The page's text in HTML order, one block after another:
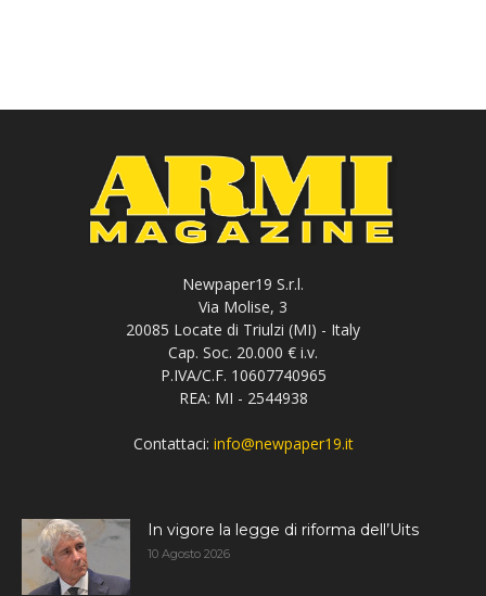
Newpaper19 S.r.l.
Via Molise, 3
20085 Locate di Triulzi (MI) - Italy
Cap. Soc. 20.000 € i.v.
P.IVA/C.F. 10607740965
REA: MI - 2544938
Contattaci: info@newpaper19.it
In vigore la legge di riforma dell’Uits
10 Agosto 2026